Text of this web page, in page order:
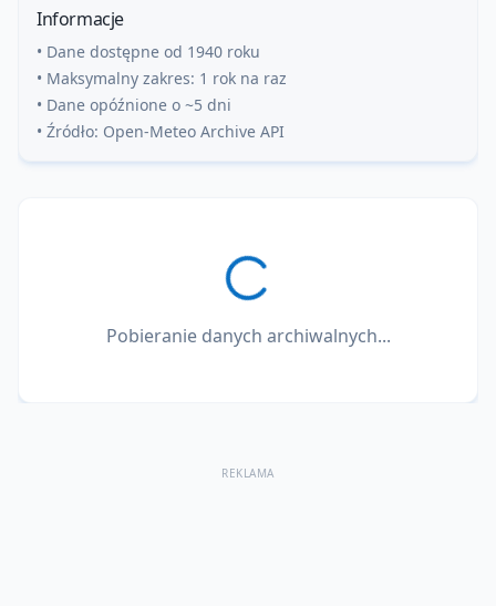
Informacje
• Dane dostępne od 1940 roku
• Maksymalny zakres: 1 rok na raz
• Dane opóźnione o ~5 dni
• Źródło: Open-Meteo Archive API
Pobieranie danych archiwalnych...
REKLAMA